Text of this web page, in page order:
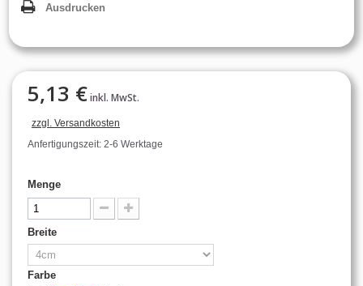
Ausdrucken
5,13 €inkl. MwSt.
zzgl. Versandkosten
Anfertigungszeit: 2-6 Werktage
Menge
Breite
Farbe